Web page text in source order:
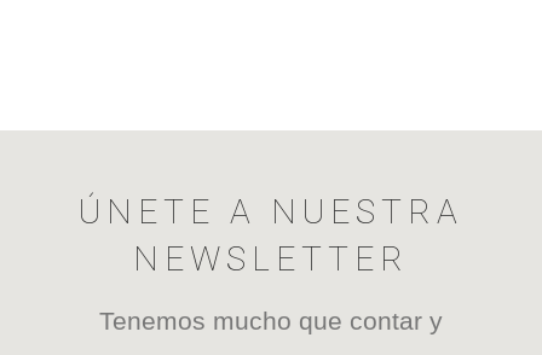
ÚNETE A NUESTRA
NEWSLETTER
Tenemos mucho que contar y